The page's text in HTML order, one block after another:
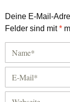
Deine E-Mail-
Felder sind mit*